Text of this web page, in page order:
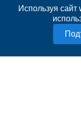
Используя
Карта сайта
Нашли ошибку?
Политика
Согласие на обработку